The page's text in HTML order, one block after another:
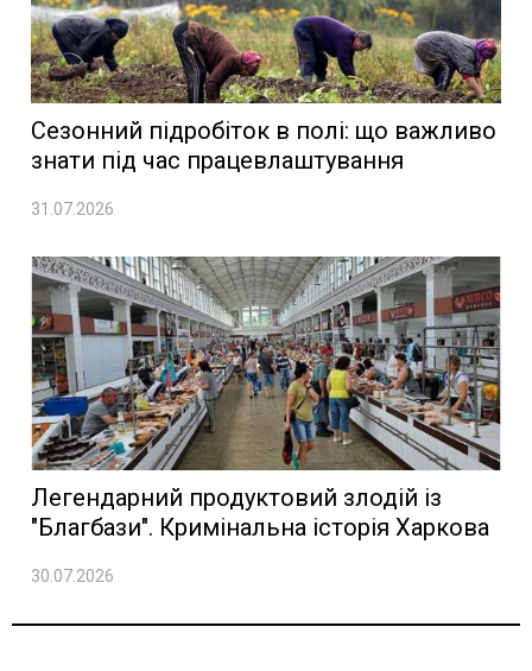
Сезонний підробіток в полі: що важливо
знати під час працевлаштування
31.07.2026
Легендарний продуктовий злодій із
"Благбази". Кримінальна історія Харкова
30.07.2026